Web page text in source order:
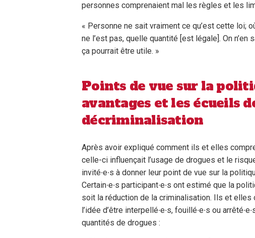
personnes comprenaient mal les règles et les
« Personne ne sait vraiment ce qu’est cette loi;
ne l’est pas, quelle quantité [est légale]. On n’en
ça pourrait être utile. »
Points de vue sur la
avantages et les écueils
décriminalisation
Après avoir expliqué comment ils et elles
celle-ci influençait l’usage de drogues et le
invité∙e∙s à donner leur point de vue sur la
Certain∙e∙s participant∙e∙s ont estimé que la
soit la réduction de la criminalisation. Ils et elles
l’idée d’être interpellé∙e∙s, fouillé∙e∙s ou
quantités de drogues :